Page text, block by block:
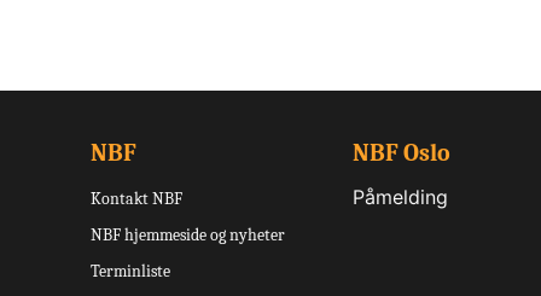
NBF
Kontakt NBF
NBF hjemmeside og nyheter
Terminliste
NBF Oslo
Påmelding